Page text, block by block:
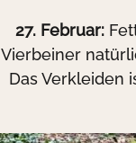
27. Februar:
Vierbeiner
Das Verkleiden